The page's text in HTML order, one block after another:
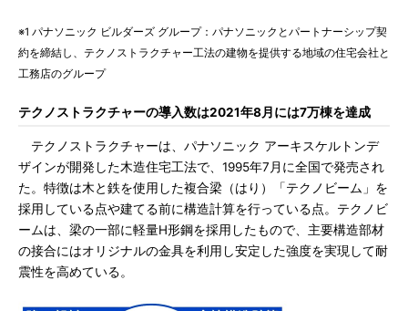
※1 パナソニック ビルダーズ グループ：パナソニックとパートナーシップ契
約を締結し、テクノストラクチャー工法の建物を提供する地域の住宅会社と
工務店のグループ
テクノストラクチャーの導入数は2021年8月には7万棟を達成
テクノストラクチャーは、パナソニック アーキスケルトンデ
ザインが開発した木造住宅工法で、1995年7月に全国で発売され
た。特徴は木と鉄を使用した複合梁（はり）「テクノビーム」を
採用している点や建てる前に構造計算を行っている点。テクノビ
ームは、梁の一部に軽量H形鋼を採用したもので、主要構造部材
の接合にはオリジナルの金具を利用し安定した強度を実現して耐
震性を高めている。